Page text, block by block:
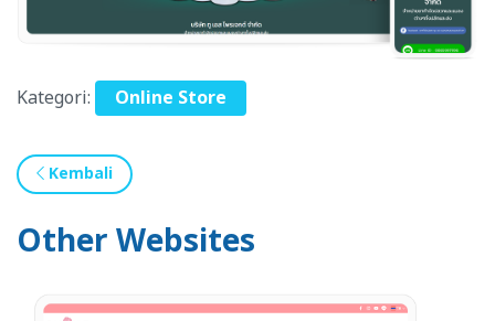
Kategori: Online Store
Kembali
Other Websites